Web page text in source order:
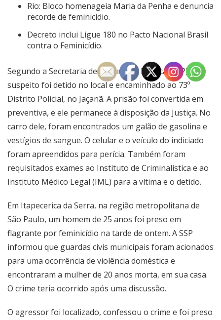
Rio: Bloco homenageia Maria da Penha e denuncia
recorde de feminicídio.
Decreto inclui Ligue 180 no Pacto Nacional Brasil
contra o Feminicídio.
Segundo a Secretaria de Segurança Pública (SSP), o
suspeito foi detido no local e encaminhado ao 73º
Distrito Policial, no Jaçanã. A prisão foi convertida em
preventiva, e ele permanece à disposição da Justiça. No
carro dele, foram encontrados um galão de gasolina e
vestígios de sangue. O celular e o veículo do indiciado
foram apreendidos para perícia. Também foram
requisitados exames ao Instituto de Criminalística e ao
Instituto Médico Legal (IML) para a vítima e o detido.
Em Itapecerica da Serra, na região metropolitana de
São Paulo, um homem de 25 anos foi preso em
flagrante por feminicídio na tarde de ontem. A SSP
informou que guardas civis municipais foram acionados
para uma ocorrência de violência doméstica e
encontraram a mulher de 20 anos morta, em sua casa.
O crime teria ocorrido após uma discussão.
O agressor foi localizado, confessou o crime e foi preso